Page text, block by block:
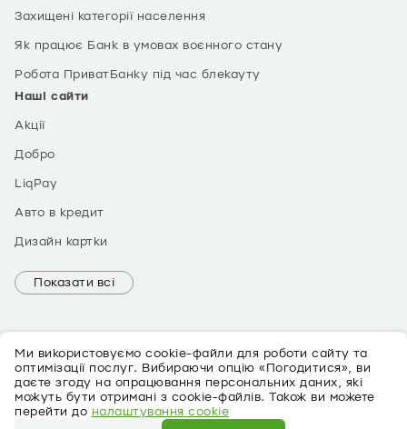
Ми використовуємо cookie-файли для роботи сайту та
оптимізації послуг. Вибираючи опцію «Погодитися», ви
даєте згоду на опрацювання персональних даних, які
можуть бути отримані з cookie-файлів. Також ви можете
перейти до налаштування cookie
Захищені категорії населення
Як працює Банк в умовах воєнного стану
Робота ПриватБанку під час блекауту
Наші сайти
Акції
Добро
LiqPay
Авто в кредит
Дизайн картки
Показати всі
EN